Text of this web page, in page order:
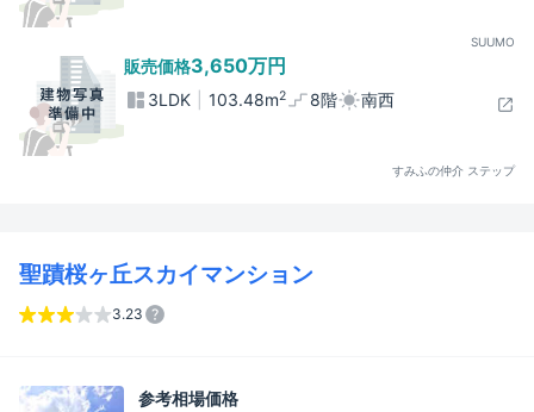
SUUMO
販売価格3,650万円
3LDK 103.48m2 8階 南西
すみふの仲介 ステップ
聖蹟桜ヶ丘スカイマンション
3.23
参考相場価格